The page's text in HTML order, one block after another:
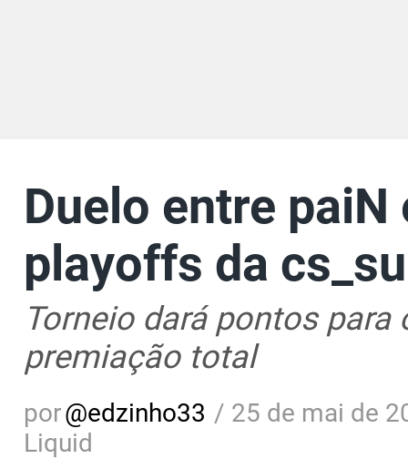
Duelo entre
playoffs da
Torneio dará pontos para
premiação total
por@edzinho33 / 25 de mai de
Liquid